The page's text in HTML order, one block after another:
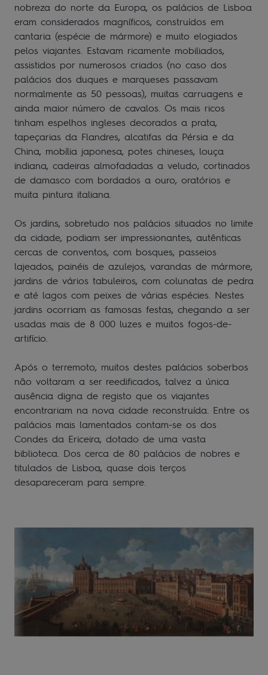
nobreza do norte da Europa, os palácios de Lisboa
eram considerados magníficos, construídos em
cantaria (espécie de mármore) e muito elogiados
pelos viajantes. Estavam ricamente mobiliados,
assistidos por numerosos criados (no caso dos
palácios dos duques e marqueses passavam
normalmente as 50 pessoas), muitas carruagens e
ainda maior número de cavalos. Os mais ricos
tinham espelhos ingleses decorados a prata,
tapeçarias da Flandres, alcatifas da Pérsia e da
China, mobília japonesa, potes chineses, louça
indiana, cadeiras almofadadas a veludo, cortinados
de damasco com bordados a ouro, oratórios e
muita pintura italiana.
Os jardins, sobretudo nos palácios situados no limite
da cidade, podiam ser impressionantes, autênticas
cercas de conventos, com bosques, passeios
lajeados, painéis de azulejos, varandas de mármore,
jardins de vários tabuleiros, com colunatas de pedra
e até lagos com peixes de várias espécies. Nestes
jardins ocorriam as famosas festas, chegando a ser
usadas mais de 8 000 luzes e muitos fogos-de-
artifício.
Após o terremoto, muitos destes palácios soberbos
não voltaram a ser reedificados, talvez a única
ausência digna de registo que os viajantes
encontrariam na nova cidade reconstruída. Entre os
palácios mais lamentados contam-se os dos
Condes da Ericeira, dotado de uma vasta
biblioteca. Dos cerca de 80 palácios de nobres e
titulados de Lisboa, quase dois terços
desapareceram para sempre.